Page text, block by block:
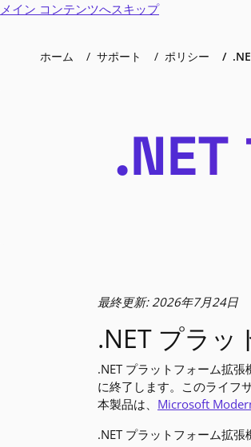
メイン コンテンツへスキップ
ホーム サポート ポリシー
最終更新: 2026年7月24日
.NET プラ
.NET プラットフォーム拡
に終了します。このライフ
本製品は、 Microsoft
.NET プラットフォーム拡